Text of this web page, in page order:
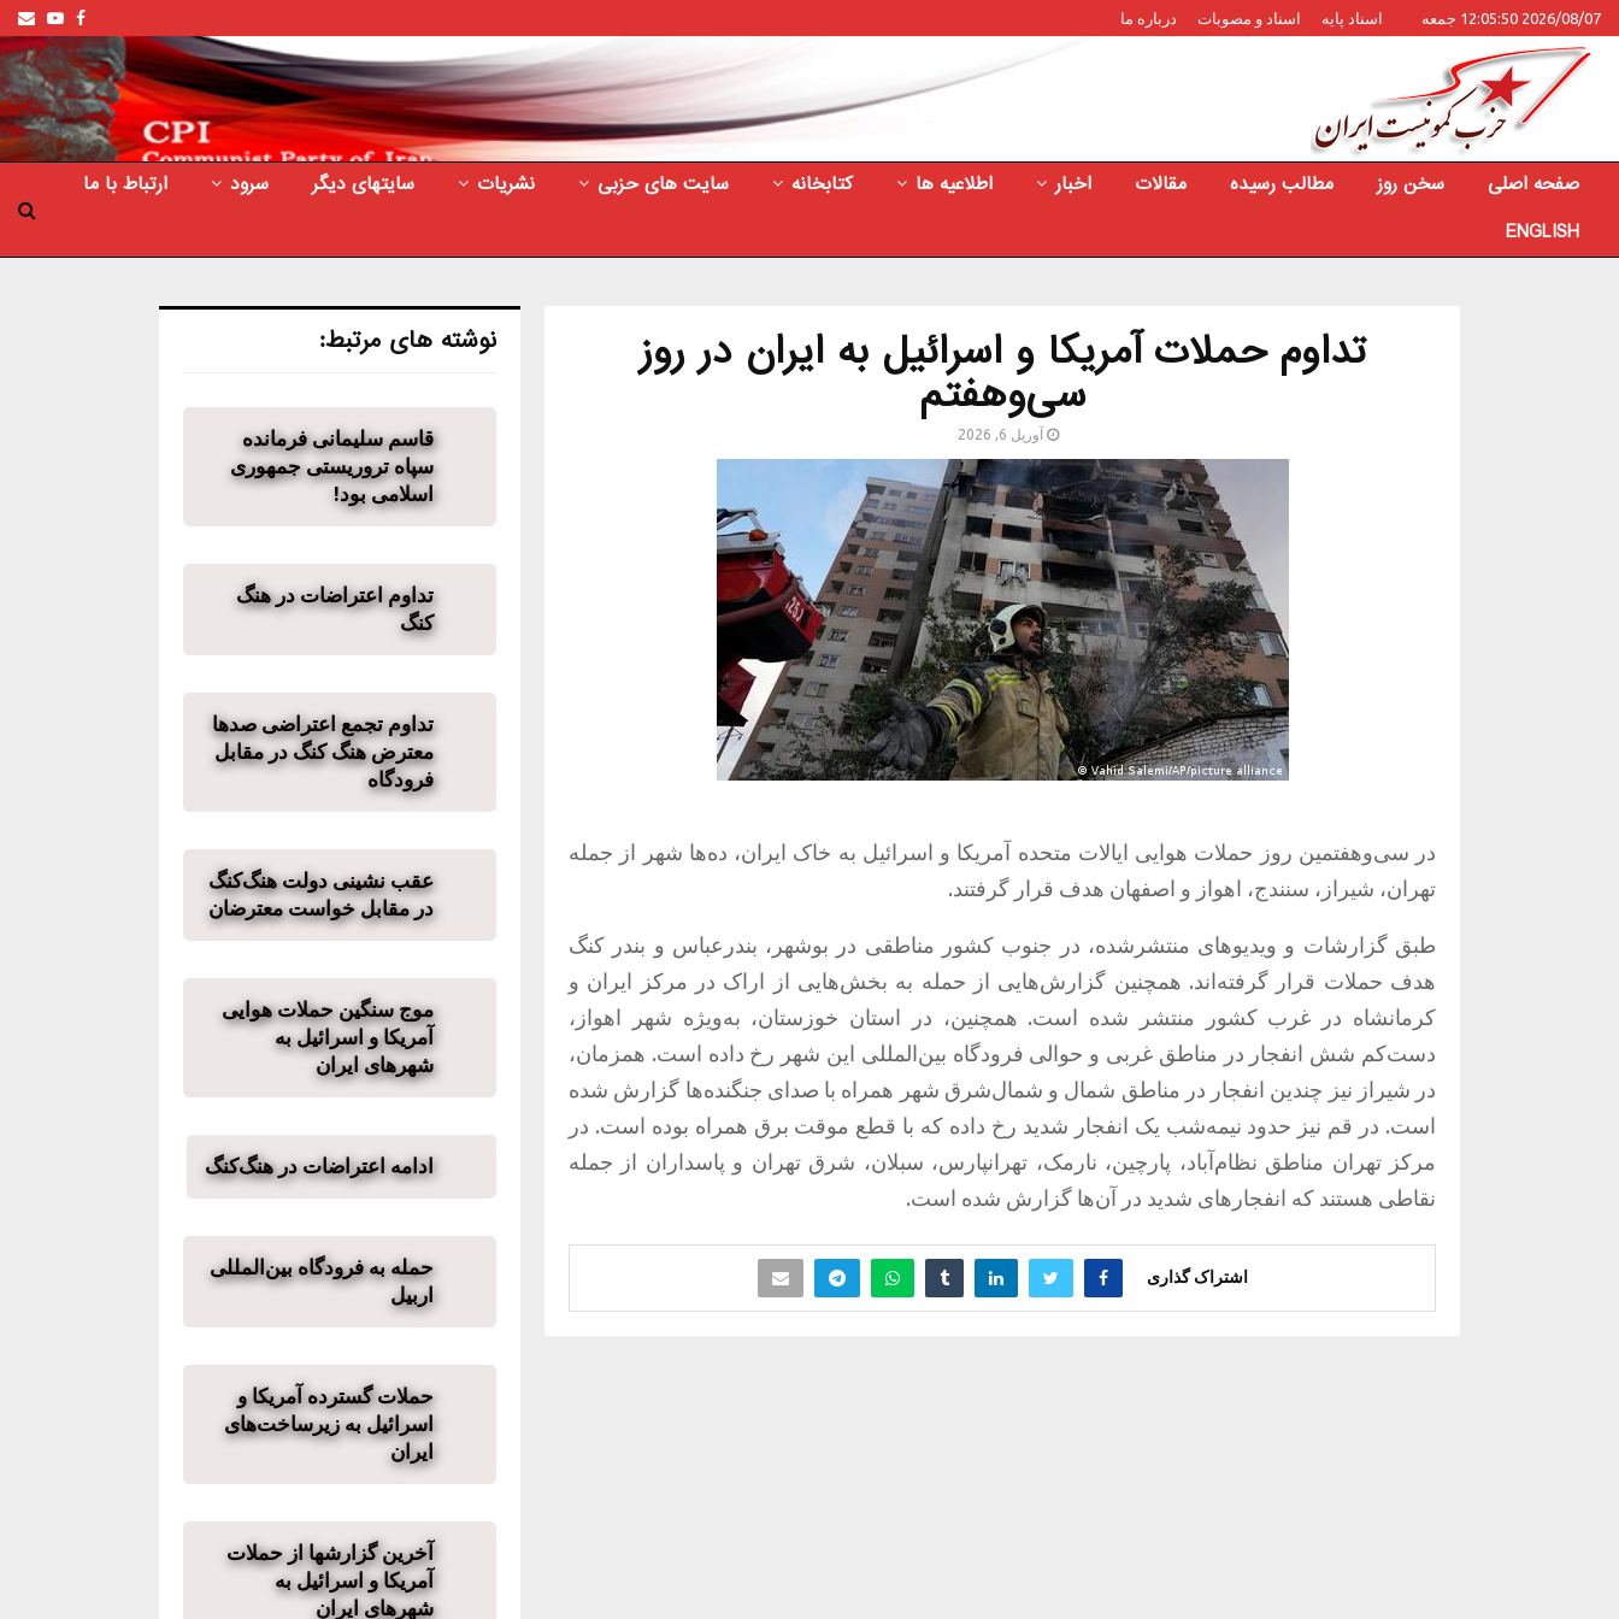
2026/08/07 12:05:50 جمعه اسناد پایه اسناد و مصوبات درباره ما Facebook
صفحه اصلی سخن روز مطالب رسیده مقالات اخبار اطلاعیه ها کتابخانه سایت های حزبی نشریات سایتهای دیگر سرود
ارتباط با ما
ENGLISH
تداوم حملات آمریکا و اسرائیل به ایران در روز
سی‌وهفتم
آوریل 6, 2026
در سی‌وهفتمین روز حملات هوایی ایالات متحده آمریکا و اسرائیل به خاک ایران، ده‌ها شهر از جمله
تهران، شیراز، سنندج، اهواز و اصفهان هدف قرار گرفتند.
طبق گزارشات و ویدیوهای منتشرشده، در جنوب کشور مناطقی در بوشهر، بندرعباس و بندر کنگ
هدف حملات قرار گرفته‌اند. همچنین گزارش‌هایی از حمله به بخش‌هایی از اراک در مرکز ایران و
کرمانشاه در غرب کشور منتشر شده است. همچنین، در استان خوزستان، به‌ویژه شهر اهواز،
دست‌کم شش انفجار در مناطق غربی و حوالی فرودگاه بین‌المللی این شهر رخ داده است. همزمان،
در شیراز نیز چندین انفجار در مناطق شمال و شمال‌شرق شهر همراه با صدای جنگنده‌ها گزارش شده
است. در قم نیز حدود نیمه‌شب یک انفجار شدید رخ داده که با قطع موقت برق همراه بوده است. در
مرکز تهران مناطق نظام‌آباد، پارچین، نارمک، تهرانپارس، سبلان، شرق تهران و پاسداران از جمله
نقاطی هستند که انفجارهای شدید در آن‌ها گزارش شده است.
اشتراک گذاری
نوشته های مرتبط:
قاسم سلیمانی فرمانده
سپاه تروریستی جمهوری
اسلامی بود!
تداوم اعتراضات در هنگ
کنگ
تداوم تجمع اعتراضی صدها
معترض هنگ‌ کنگ در مقابل
فرودگاه
عقب نشینی دولت هنگ‌کنگ
در مقابل خواست معترضان
موج سنگین حملات هوایی
آمریکا و اسرائیل به
شهرهای ایران
ادامه اعتراضات در هنگ‌کنگ
حمله به فرودگاه بین‌المللی
اربیل
حملات گسترده آمریکا و
اسرائیل به زیرساخت‌های
ایران
آخرین گزارشها از حملات
آمریکا و اسرائیل به
شهرهای ایران